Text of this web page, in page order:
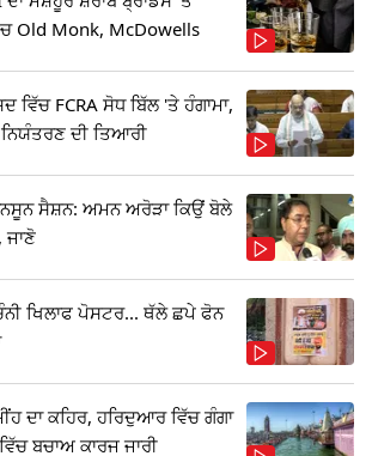
Old Monk, McDowells
ਵਿੱਚ FCRA ਸੋਧ ਬਿੱਲ 'ਤੇ ਹੰਗਾਮਾ,
ਦੀ ਤਿਆਰੀ
ਸੈਸ਼ਨ: ਅਮਨ ਅਰੋੜਾ ਕਿਉਂ ਬੋਲੇ
ਜਾਣੋ
ਖਿਲਾਫ ਪੋਸਟਰ... ਥੱਲੇ ਛਪੇ ਫੋਨ
ਦਾ ਕਹਿਰ, ਹਰਿਦੁਆਰ ਵਿੱਚ ਗੰਗਾ
ਬਚਾਅ ਕਾਰਜ ਜਾਰੀ